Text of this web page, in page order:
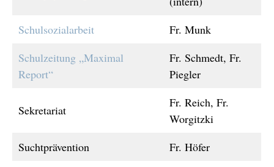
Schulsozialarbeit
Fr. Munk
Schulzeitung „Maximal
Report“
Fr. Schmedt, Fr.
Piegler
Sekretariat
Fr. Reich, Fr.
Worgitzki
Suchtprävention
Fr. Höfer